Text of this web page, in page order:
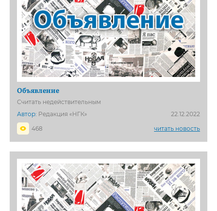
Объявление
Считать недействительным
Автор: Редакция «НГК»
22.12.2022
468
читать новость